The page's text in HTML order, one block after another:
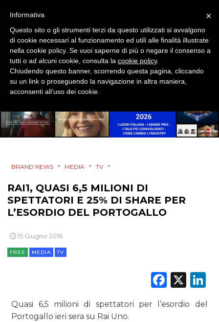
DIRECT
SPONSOR
DESIGN
MOBILE
PRODOTTI
PUNTI VENDITA
CSR
CINEMA
BRAND NEWS > MEDIA > TV >
RAI1, QUASI 6,5 MILIONI DI
SPETTATORI E 25% DI SHARE PER
L’ESORDIO DEL PORTOGALLO
15 Giugno 2016
FREE MEDIA TV
X
Quasi 6,5 milioni di spettatori per l’esordio del
Portogallo ieri sera su Rai Uno.
×
Informativa
Questo sito o gli strumenti terzi da questo utilizzati si avvalgono
di cookie necessari al funzionamento ed utili alle finalità illustrate
nella cookie policy. Se vuoi saperne di più o negare il consenso a
tutti o ad alcuni cookie, consulta la cookie policy.
Chiudendo questo banner, scorrendo questa pagina, cliccando
su un link o proseguendo la navigazione in altra maniera,
acconsenti all’uso dei cookie.